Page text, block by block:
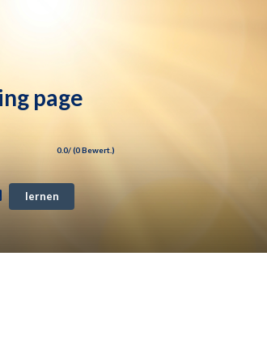
page
0.0/ (0Bewert.)
lernen